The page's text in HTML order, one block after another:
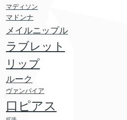
マディソン
マドンナ
メイルニップル
ラブレット
リップ
ルーク
ヴァンパイア
口ピアス